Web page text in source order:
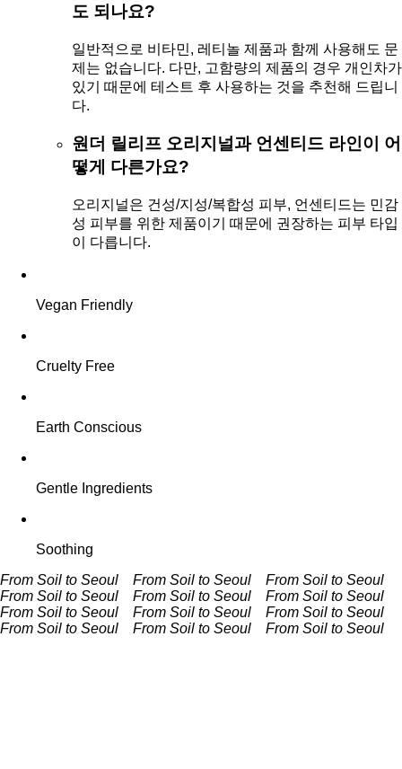
도 되나요?
일반적으로 비타민, 레티놀 제품과 함께 사용해도 문
제는 없습니다. 다만, 고함량의 제품의 경우 개인차가
있기 때문에 테스트 후 사용하는 것을 추천해 드립니
다.
원더 릴리프 오리지널과 언센티드 라인이 어
떻게 다른가요?
오리지널은 건성/지성/복합성 피부, 언센티드는 민감
성 피부를 위한 제품이기 때문에 권장하는 피부 타입
이 다릅니다.
Vegan Friendly
Cruelty Free
Earth Conscious
Gentle Ingredients
Soothing
From Soil to Seoul From Soil to Seoul From Soil to Seoul
From Soil to Seoul From Soil to Seoul From Soil to Seoul
From Soil to Seoul From Soil to Seoul From Soil to Seoul
From Soil to Seoul From Soil to Seoul From Soil to Seoul